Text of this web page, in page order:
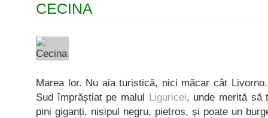
CECINA
Marea lor. Nu aia turistică, nici măcar cât
Sud împrăștiat pe malul Liguricei, unde merită să
pini giganți, nisipul negru, pietros, și poate un